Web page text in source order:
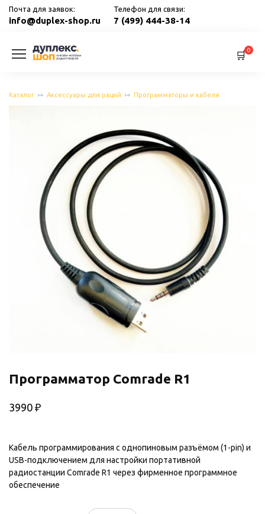
Перейти
Почта для заявок:
info@duplex-shop.ru
Телефон для связи:
7 (499) 444-38-14
0
Каталог Аксессуары для раций Программаторы и кабеля
Программатор Comrade R1
3990 ₽
Кабель программирования с однопиновым разъёмом (1-pin) и
USB-подключением для настройки портативной
радиостанции Comrade R1 через фирменное программное
обеспечение